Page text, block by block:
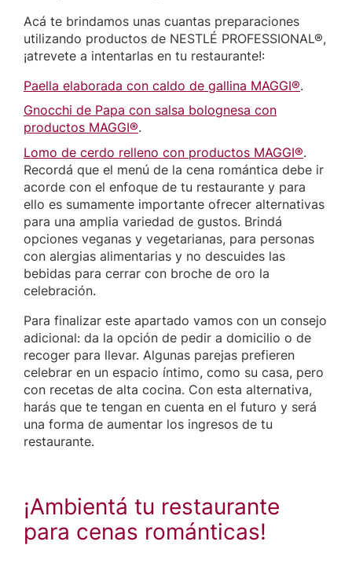
Acá te brindamos unas cuantas preparaciones
utilizando productos de NESTLÉ PROFESSIONAL®,
¡atrevete a intentarlas en tu restaurante!:
Paella elaborada con caldo de gallina MAGGI®.
Gnocchi de Papa con salsa bolognesa con
productos MAGGI®.
Lomo de cerdo relleno con productos MAGGI®.
Recordá que el menú de la cena romántica debe ir
acorde con el enfoque de tu restaurante y para
ello es sumamente importante ofrecer alternativas
para una amplia variedad de gustos. Brindá
opciones veganas y vegetarianas, para personas
con alergias alimentarias y no descuides las
bebidas para cerrar con broche de oro la
celebración.
Para finalizar este apartado vamos con un consejo
adicional: da la opción de pedir a domicilio o de
recoger para llevar. Algunas parejas prefieren
celebrar en un espacio íntimo, como su casa, pero
con recetas de alta cocina. Con esta alternativa,
harás que te tengan en cuenta en el futuro y será
una forma de aumentar los ingresos de tu
restaurante.
¡Ambientá tu restaurante
para cenas románticas!